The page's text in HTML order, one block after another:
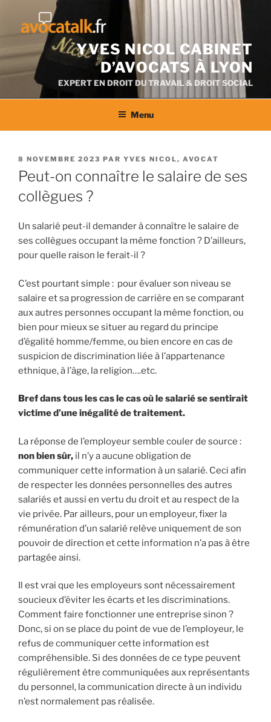
contenu
YVES NICOL CABINET
D’AVOCATS À LYON
EXPERT EN DROIT DU TRAVAIL & DROIT SOCIAL
Menu
PUBLIÉ
LE
8 NOVEMBRE 2023 PAR YVES NICOL, AVOCAT
Peut-on connaître le salaire de ses
collègues ?
Un salarié peut-il demander à connaître le salaire de
ses collègues occupant la même fonction ? D’ailleurs,
pour quelle raison le ferait-il ?
C’est pourtant simple : pour évaluer son niveau se
salaire et sa progression de carrière en se comparant
aux autres personnes occupant la même fonction, ou
bien pour mieux se situer au regard du principe
d’égalité homme/femme, ou bien encore en cas de
suspicion de discrimination liée à l’appartenance
ethnique, à l’âge, la religion….etc.
Bref dans tous les cas le cas où le salarié se sentirait
victime d’une inégalité de traitement.
La réponse de l’employeur semble couler de source :
non bien sûr, il n’y a aucune obligation de
communiquer cette information à un salarié. Ceci afin
de respecter les données personnelles des autres
salariés et aussi en vertu du droit et au respect de la
vie privée. Par ailleurs, pour un employeur, fixer la
rémunération d’un salarié relève uniquement de son
pouvoir de direction et cette information n’a pas à être
partagée ainsi.
Il est vrai que les employeurs sont nécessairement
soucieux d’éviter les écarts et les discriminations.
Comment faire fonctionner une entreprise sinon ?
Donc, si on se place du point de vue de l’employeur, le
refus de communiquer cette information est
compréhensible. Si des données de ce type peuvent
régulièrement être communiquées aux représentants
du personnel, la communication directe à un individu
n’est normalement pas réalisée.